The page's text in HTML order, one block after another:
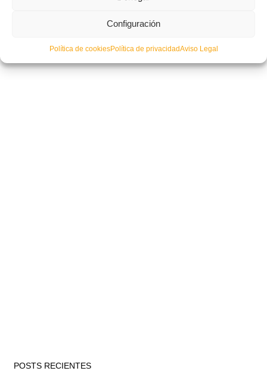
Configuración
Política de cookiesPolítica de privacidadAviso Legal
POSTS RECIENTES